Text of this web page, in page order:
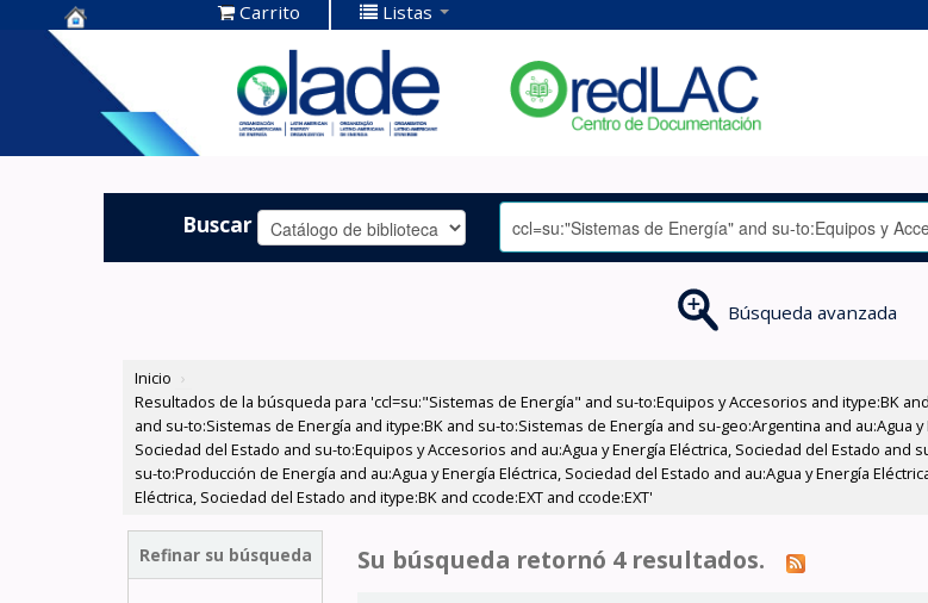
Centro de
Documentación
OLADE -
Carrito Listas
Buscar
Búsqueda avanzada
Inicio ›
Resultados de la búsqueda para 'ccl=su:"Sistemas de Energía" and su-to:Equipos y Accesorios and itype:BK
and su-to:Sistemas de Energía and itype:BK and su-to:Sistemas de Energía and su-geo:Argentina and au:Agua
Sociedad del Estado and su-to:Equipos y Accesorios and au:Agua y Energía Eléctrica, Sociedad del Estado
su-to:Producción de Energía and au:Agua y Energía Eléctrica, Sociedad del Estado and au:Agua y Energía
Eléctrica, Sociedad del Estado and itype:BK and ccode:EXT and ccode:EXT'
Refinar su búsqueda Su búsqueda retornó 4 resultados.